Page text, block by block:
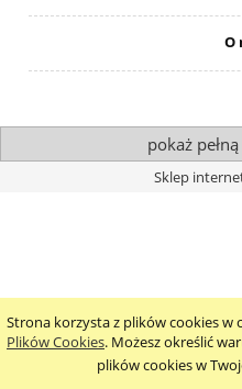
Strona korzysta z plików cookies w
Plików Cookies. Możesz określić
plików cookies w
O
pokaż
Sklep